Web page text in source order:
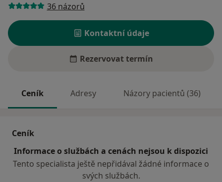
36 názorů
Kontaktní údaje
Rezervovat termín
Ceník Adresy Názory pacientů (36)
Ceník
Informace o službách a cenách nejsou k dispozici
Tento specialista ještě nepřidával žádné informace o
svých službách.